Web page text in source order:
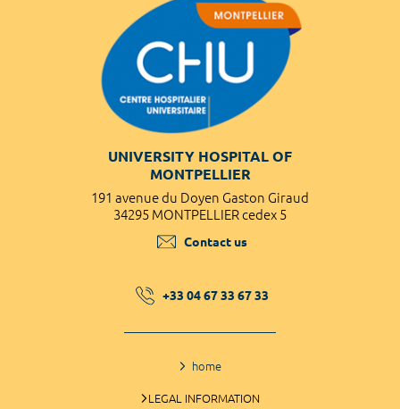
UNIVERSITY HOSPITAL OF
MONTPELLIER
191 avenue du Doyen Gaston Giraud
34295 MONTPELLIER cedex 5
Contact us
+33 04 67 33 67 33
home
LEGAL INFORMATION